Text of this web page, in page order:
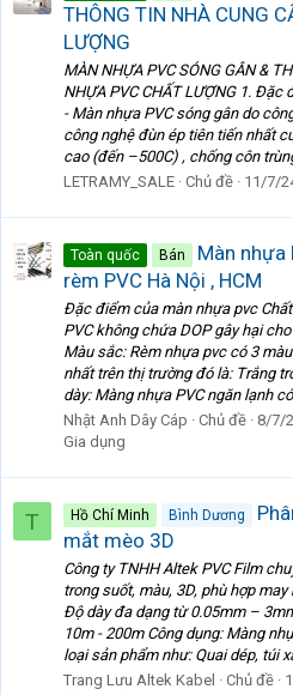
THÔNG TIN NHÀ CUNG
LƯỢNG
MÀN NHỰA PVC SÓNG GÂN &
NHỰA PVC CHẤT LƯỢNG 1.
- Màn nhựa PVC sóng gân do
công nghệ đùn ép tiên tiến nhất
cao (đến –500C) , chống côn
LETRAMY_SALE Chủ đề 11/7/
Toàn quốc Bán
Màn nhựa
rèm PVC Hà Nội , HCM
Đặc điểm của màn nhựa pvc
PVC không chứa DOP gây hại
Màu sắc: Rèm nhựa pvc có 3
nhất trên thị trường đó là: Trắng
dày: Màng nhựa PVC ngăn lạnh
Nhật Anh Dây Cáp
Chủ đề 8/7/
Gia dụng
T Hồ Chí Minh Bình Dương
mắt mèo 3D
Công ty TNHH Altek PVC Film
trong suốt, màu, 3D, phù hợp
Độ dày đa dạng từ 0.05mm –
10m - 200m Công dụng: Màng
loại sản phẩm như: Quai dép, túi
Trang Lưu Altek Kabel
Chủ đề